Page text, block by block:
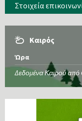
Στοιχεία
Καιρός
Ώρα
Δεδομένα Καιρού από